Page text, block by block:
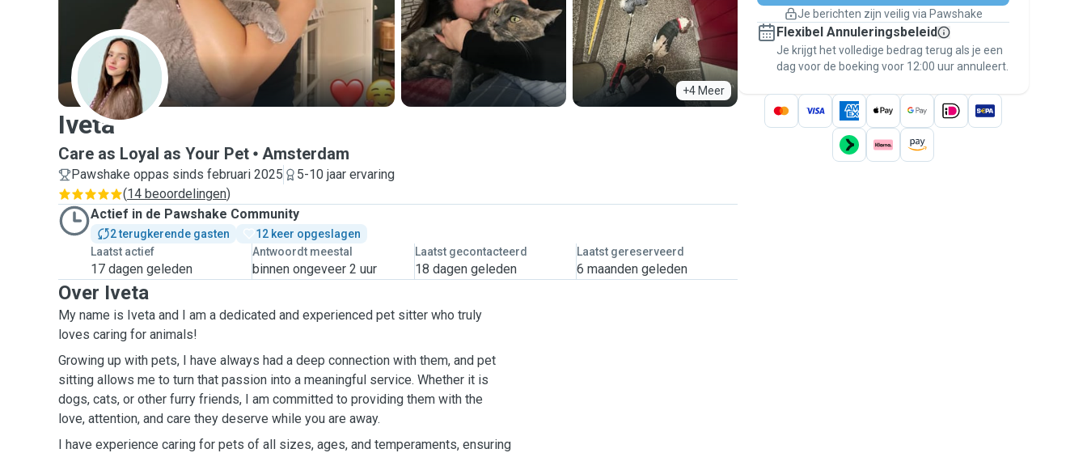
+4 Meer
I
Iveta
Care as Loyal as Your Pet Amsterdam
Pawshake oppas sinds februari 2025
5-10 jaar ervaring
(14 beoordelingen)
Actief in de Pawshake Community
2 terugkerende gasten
12 keer opgeslagen
Laatst actief
17 dagen geleden
Antwoordt meestal
binnen ongeveer 2 uur
Laatst gecontacteerd
18 dagen geleden
Laatst gereserveerd
6 maanden geleden
Over Iveta
My name is Iveta and I am a dedicated and experienced pet sitter who truly
loves caring for animals!
Growing up with pets, I have always had a deep connection with them, and pet
sitting allows me to turn that passion into a meaningful service. Whether it is
dogs, cats, or other furry friends, I am committed to providing them with the
love, attention, and care they deserve while you are away.
I have experience caring for pets of all sizes, ages, and temperaments, ensuring
Regel alles via Pawshake — van eerste
bericht tot betaling — en geniet van de
Pawshake Garantie.
Je berichten zijn veilig via Pawshake
Flexibel Annuleringsbeleid
Je krijgt het volledige bedrag terug als je een
dag voor de boeking voor 12:00 uur annuleert.